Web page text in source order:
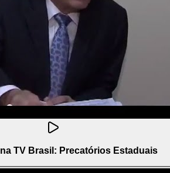
TV Brasil: Precatórios Estaduais